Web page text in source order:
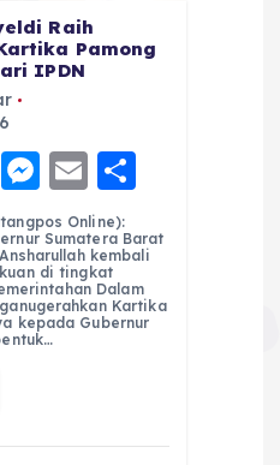
Raih
Pamong
IPDN
T
M
e
ss
e
n
E
m
ai
l
a
re
Online):
Sumatera Barat
kembali
di tingkat
Dalam
Kartika
kepada Gubernur